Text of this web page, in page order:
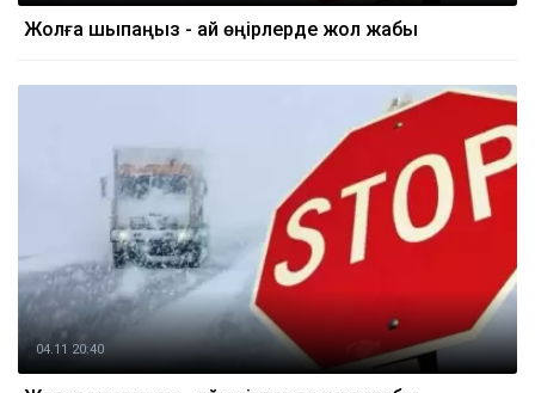
Жолға шықпаңыз - қай өңірлерде жол жабық
04.11 20:40